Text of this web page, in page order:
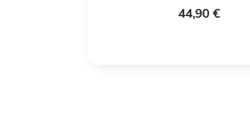
44,90 €